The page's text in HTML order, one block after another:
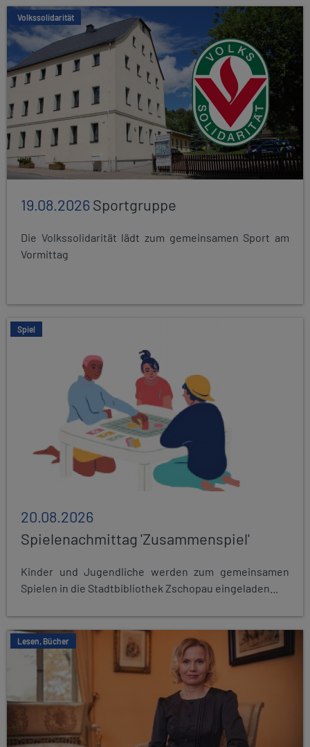
Volkssolidarität
19.08.2026Sportgruppe
Die Volkssolidarität lädt zum gemeinsamen Sport am
Vormittag
Spiel
20.08.2026
Spielenachmittag 'Zusammenspiel'
Kinder und Jugendliche werden zum gemeinsamen
Spielen in die Stadtbibliothek Zschopau eingeladen...
Lesen, Bücher